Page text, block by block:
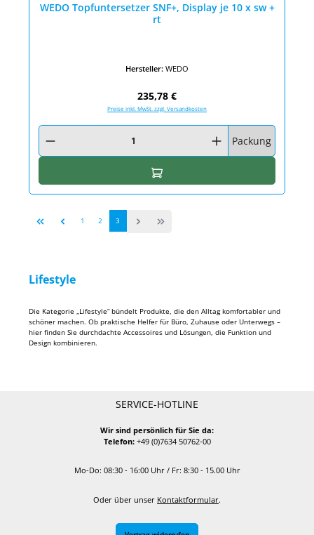
WEDO Topfuntersetzer SNF+, Display je 10 x sw +
rt
Hersteller: WEDO
Regulärer Preis:
235,78 €
Preise inkl. MwSt. zzgl. Versandkosten
Produkt Anzahl: Gib den gewünschten Wert ein oder benutze die
Packung
In den Warenkorb
Seite
1 Seite
2 Seite
3
Lifestyle
Die Kategorie „Lifestyle“ bündelt Produkte, die den Alltag komfortabler und
schöner machen. Ob praktische Helfer für Büro, Zuhause oder Unterwegs –
hier finden Sie durchdachte Accessoires und Lösungen, die Funktion und
Design kombinieren.
SERVICE-HOTLINE
Wir sind persönlich für Sie da:
Telefon:+49 (0)7634 50762-00
Mo-Do: 08:30 - 16:00 Uhr / Fr: 8:30 - 15.00 Uhr
Oder über unser Kontaktformular.